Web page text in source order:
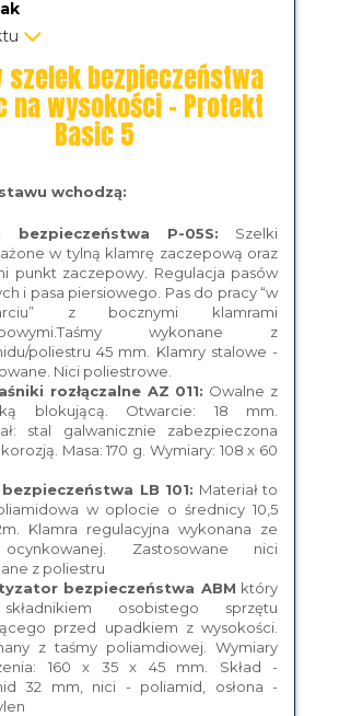
szelek bezpieczeństwa
na wysokości - Protekt
Basic 5
wchodzą:
bezpieczeństwa P-05S: Szelki
w tylną klamrę zaczepową oraz
punkt zaczepowy. Regulacja pasów
i pasa piersiowego. Pas do pracy “w
z bocznymi klamrami
wykonane z
poliestru 45 mm. Klamry stalowe -
Nici poliestrowe.
rozłączalne AZ 011: Owalne z
blokującą. Otwarcie: 18 mm.
stal galwanicznie zabezpieczona
Masa: 170 g. Wymiary: 108 x 60
LB 101: Materiał to
w oplocie o średnicy 10,5
Klamra regulacyjna wykonana ze
Zastosowane nici
z poliestru
bezpieczeństwa ABM który
osobistego sprzętu
przed upadkiem z wysokości.
z taśmy poliamdiowej. Wymiary
160 x 35 x 45 mm. Skład -
32 mm, nici - poliamid, osłona -